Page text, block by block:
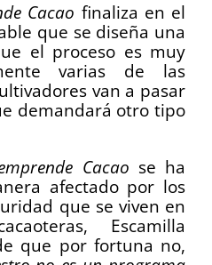
Cacao finaliza en el
que se diseña una
el proceso es muy
varias de las
van a pasar
demandará otro tipo
Cacao se ha
afectado por los
que se viven en
Escamilla
que por fortuna no,